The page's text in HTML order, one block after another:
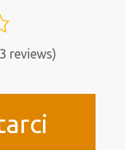
reviews)